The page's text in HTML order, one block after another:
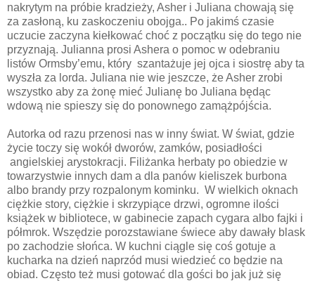
nakrytym na próbie kradzieży, Asher i Juliana chowają się
za zasłoną, ku zaskoczeniu obojga.. Po jakimś czasie
uczucie zaczyna kiełkować choć z początku się do tego nie
przyznają. Julianna prosi Ashera o pomoc w odebraniu
listów Ormsby’emu, który szantażuje jej ojca i siostrę aby ta
wyszła za lorda. Juliana nie wie jeszcze, że Asher zrobi
wszystko aby za żonę mieć Julianę bo Juliana będąc
wdową nie spieszy się do ponownego zamążpójścia.
Autorka od razu przenosi nas w inny świat. W świat, gdzie
życie toczy się wokół dworów, zamków, posiadłości
angielskiej arystokracji. Filiżanka herbaty po obiedzie w
towarzystwie innych dam a dla panów kieliszek burbona
albo brandy przy rozpalonym kominku. W wielkich oknach
ciężkie story, ciężkie i skrzypiące drzwi, ogromne ilości
książek w bibliotece, w gabinecie zapach cygara albo fajki i
półmrok. Wszędzie porozstawiane świece aby dawały blask
po zachodzie słońca. W kuchni ciągle się coś gotuje a
kucharka na dzień naprzód musi wiedzieć co będzie na
obiad. Często też musi gotować dla gości bo jak już się